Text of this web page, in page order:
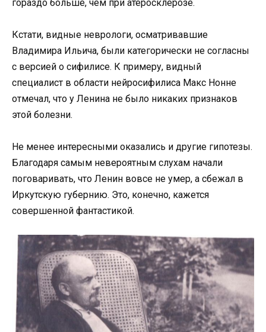
гораздо больше, чем при атеросклерозе.
Кстати, видные неврологи, осматривавшие
Владимира Ильича, были категорически не согласны
с версией о сифилисе. К примеру, видный
специалист в области нейросифилиса Макс Нонне
отмечал, что у Ленина не было никаких признаков
этой болезни.
Не менее интересными оказались и другие гипотезы.
Благодаря самым невероятным слухам начали
поговаривать, что Ленин вовсе не умер, а сбежал в
Иркутскую губернию. Это, конечно, кажется
совершенной фантастикой.